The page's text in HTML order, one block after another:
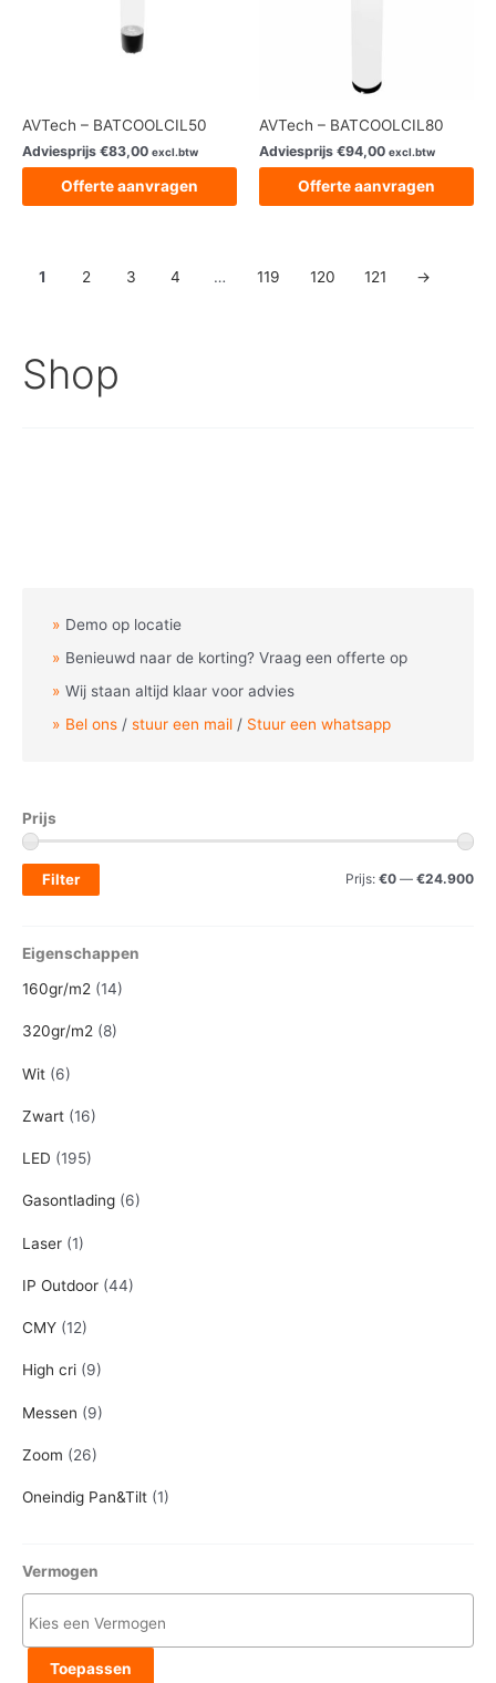
Demo op locatie
Benieuwd naar de korting? Vraag een offerte op
Wij staan altijd klaar voor advies
Bel ons /stuur een mail / Stuur een whatsapp
Prijs
MM
Filter Prijs: €0 — €24.900
Eigenschappen
160gr/m2 (14)
320gr/m2 (8)
Wit (6)
Zwart (16)
LED (195)
Gasontlading (6)
Laser (1)
IP Outdoor (44)
CMY (12)
High cri (9)
Messen (9)
Zoom (26)
Oneindig Pan&Tilt (1)
Vermogen
Toepassen
Shop
AVTech – BATCOOLCIL50
Adviesprijs €83,00 excl.btw
Offerte aanvragen
AVTech – BATCOOLCIL80
Adviesprijs €94,00 excl.btw
Offerte aanvragen
1 2 3 4 … 119 120 121 →